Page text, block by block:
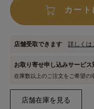
カート
店舗受取できます 詳しくは
お取り寄せ申し込みサービ
在庫数以上のご注文をご希望の